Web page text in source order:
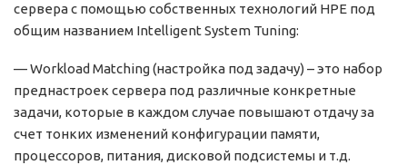
сервера с помощью собственных технологий HPE под
общим названием Intelligent System Tuning:
— Workload Matching (настройка под задачу) – это набор
преднастроек сервера под различные конкретные
задачи, которые в каждом случае повышают отдачу за
счет тонких изменений конфигурации памяти,
процессоров, питания, дисковой подсистемы и т.д.